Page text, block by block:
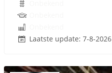
Laatste update: 7-8-2026